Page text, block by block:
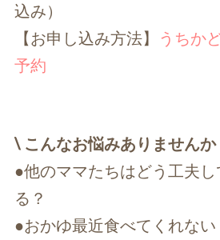
込み）
【お申し込み方法】
うちか
予約
\ こんなお悩みありませんか
●他のママたちはどう工夫
る？
●おかゆ最近食べてくれない